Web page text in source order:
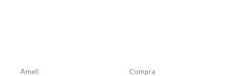
Ameli Compra